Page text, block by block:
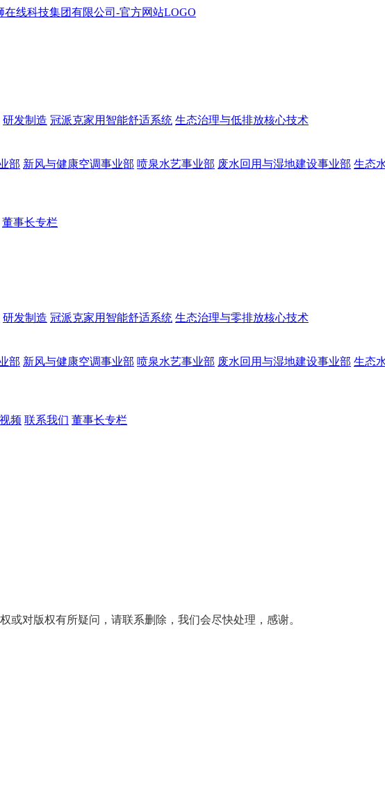
研发制造 冠派克家用智能舒适系统 生态治理与低排放核心技术
部 新风与健康空调事业部 喷泉水艺事业部 废水回用与湿地建设事业部 生态
董事长专栏
研发制造 冠派克家用智能舒适系统 生态治理与零排放核心技术
部 新风与健康空调事业部 喷泉水艺事业部 废水回用与湿地建设事业部 生态
频 联系我们 董事长专栏
或对版权有所疑问，请联系删除，我们会尽快处理，感谢。